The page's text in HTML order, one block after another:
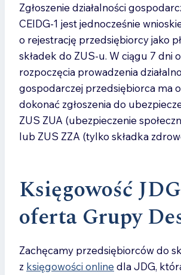
Zachęcamy do bezpłatnej
podczas której omówimy
potrzeby Twojej firmy. Z
Destrier zyskasz partnera, który
się zarówno o aspekty prawne,
i finansowe Twojej działalności.
Zgłoszenie działalności
CEIDG-1 jest jednocześnie
o rejestrację przedsiębiorcy jako
składek do ZUS-u. W ciągu 7 dni
rozpoczęcia prowadzenia
gospodarczej przedsiębiorca ma
dokonać zgłoszenia do
ZUS ZUA (ubezpieczenie
lub ZUS ZZA (tylko składka
Księgowość JDG
oferta Grupy
Zachęcamy przedsiębiorców do
z księgowości online dla JDG,